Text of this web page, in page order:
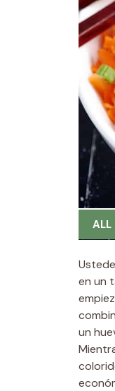
ALL
en un
un